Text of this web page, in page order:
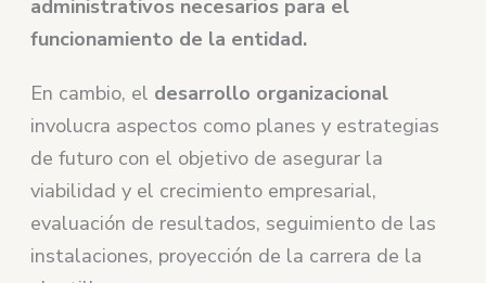
administrativos necesarios para el
funcionamiento de la entidad.
En cambio, el desarrollo organizacional
involucra aspectos como planes y estrategias
de futuro con el objetivo de asegurar la
viabilidad y el crecimiento empresarial,
evaluación de resultados, seguimiento de las
instalaciones, proyección de la carrera de la